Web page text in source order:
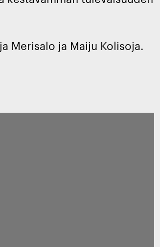
Merisalo ja Maiju Kolisoja.